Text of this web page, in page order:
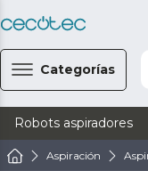
Categorías
Robots aspiradores
Aspiración